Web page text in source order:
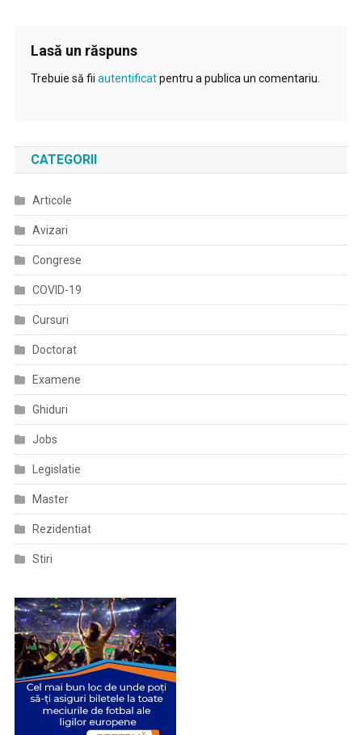
Lasă un răspuns
Trebuie să fii autentificatpentru a publica un comentariu.
CATEGORII
Articole
Avizari
Congrese
COVID-19
Cursuri
Doctorat
Examene
Ghiduri
Jobs
Legislatie
Master
Rezidentiat
Stiri